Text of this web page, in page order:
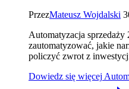
PrzezMateusz Wojdalski
Automatyzacja
zautomatyzować, jakie
policzyć zwrot z
Dowiedz się więcej